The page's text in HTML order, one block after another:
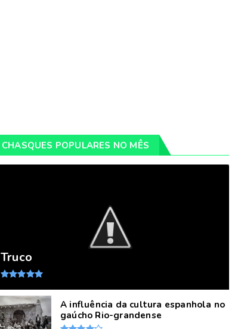
CHASQUES POPULARES NO MÊS
Truco
A influência da cultura espanhola no
gaúcho Rio-grandense